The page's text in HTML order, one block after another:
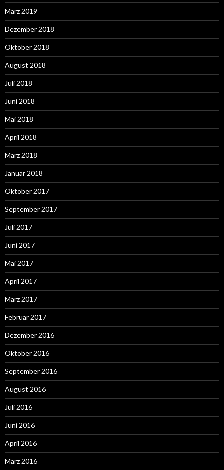
März 2019
Dezember 2018
Oktober 2018
August 2018
Juli 2018
Juni 2018
Mai 2018
April 2018
März 2018
Januar 2018
Oktober 2017
September 2017
Juli 2017
Juni 2017
Mai 2017
April 2017
März 2017
Februar 2017
Dezember 2016
Oktober 2016
September 2016
August 2016
Juli 2016
Juni 2016
April 2016
März 2016